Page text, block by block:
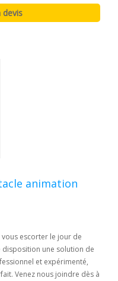
animation
vous escorter le jour de
disposition une solution de
et expérimenté,
Venez nous joindre dès à